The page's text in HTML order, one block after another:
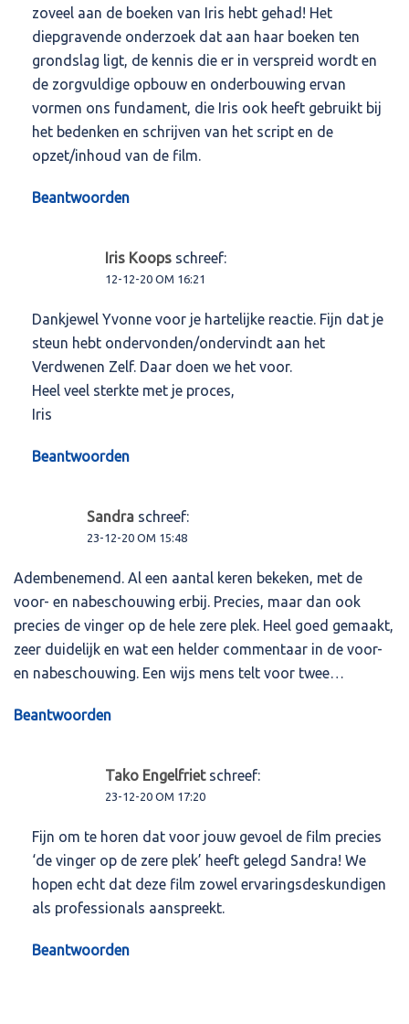
zoveel aan de boeken van Iris hebt gehad! Het
diepgravende onderzoek dat aan haar boeken ten
grondslag ligt, de kennis die er in verspreid wordt en
de zorgvuldige opbouw en onderbouwing ervan
vormen ons fundament, die Iris ook heeft gebruikt bij
het bedenken en schrijven van het script en de
opzet/inhoud van de film.
Beantwoorden
Iris Koops schreef:
12-12-20 OM 16:21
Dankjewel Yvonne voor je hartelijke reactie. Fijn dat je
steun hebt ondervonden/ondervindt aan het
Verdwenen Zelf. Daar doen we het voor.
Heel veel sterkte met je proces,
Iris
Beantwoorden
Sandra schreef:
23-12-20 OM 15:48
Adembenemend. Al een aantal keren bekeken, met de
voor- en nabeschouwing erbij. Precies, maar dan ook
precies de vinger op de hele zere plek. Heel goed gemaakt,
zeer duidelijk en wat een helder commentaar in de voor-
en nabeschouwing. Een wijs mens telt voor twee…
Beantwoorden
Tako Engelfriet schreef:
23-12-20 OM 17:20
Fijn om te horen dat voor jouw gevoel de film precies
‘de vinger op de zere plek’ heeft gelegd Sandra! We
hopen echt dat deze film zowel ervaringsdeskundigen
als professionals aanspreekt.
Beantwoorden